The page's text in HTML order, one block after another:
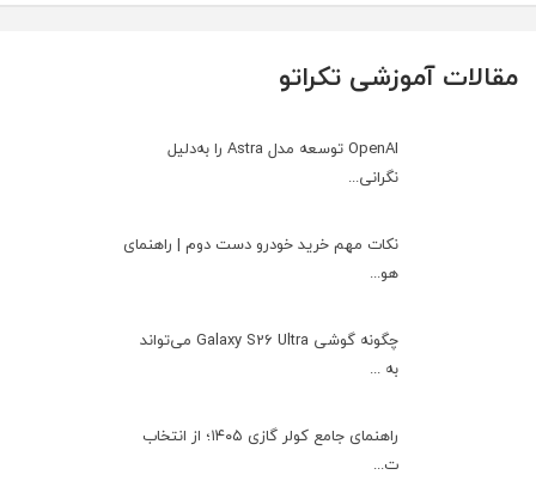
مقالات آموزشی تکراتو
OpenAI توسعه مدل Astra را به‌دلیل
نگرانی...
نکات مهم خرید خودرو دست دوم | راهنمای
هو...
چگونه گوشی Galaxy S26 Ultra می‌تواند
به ...
راهنمای جامع کولر گازی ۱۴۰۵؛ از انتخاب
ت...